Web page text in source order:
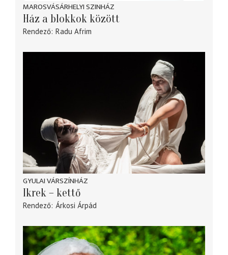
MAROSVÁSÁRHELYI SZINHÁZ
Ház a blokkok között
Rendező Radu Afrim
GYULAI VÁRSZÍNHÁZ
Ikrek – kettő
Rendező Árkosi Árpád